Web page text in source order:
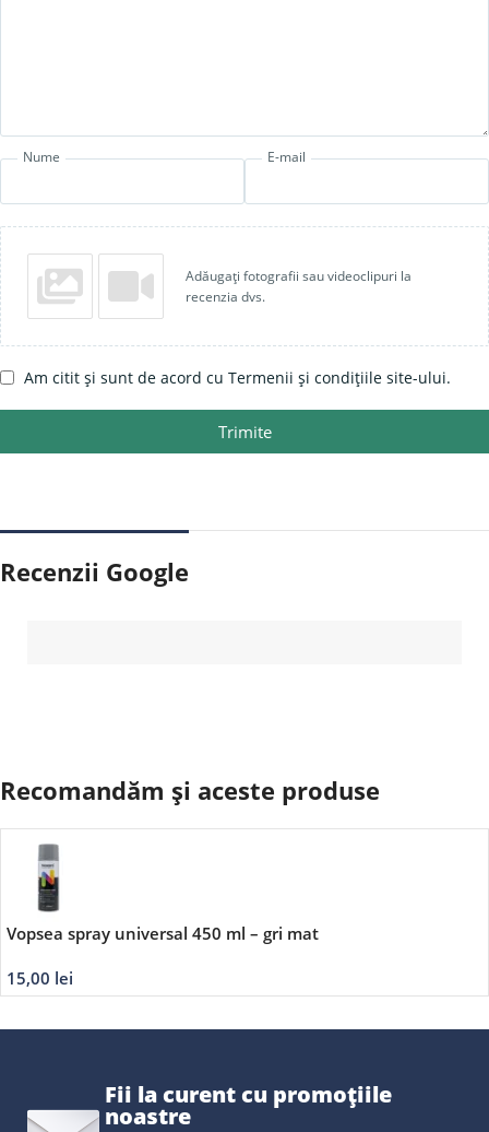
Nume E-mail
Adăugați fotografii sau videoclipuri la
recenzia dvs.
Am citit și sunt de acord cu Termenii și condițiile site-ului.
Trimite
Recenzii Google
Recomandăm și aceste produse
Vopsea spray universal 450 ml – gri mat
15,00 lei
Fii la curent cu promoțiile
noastre